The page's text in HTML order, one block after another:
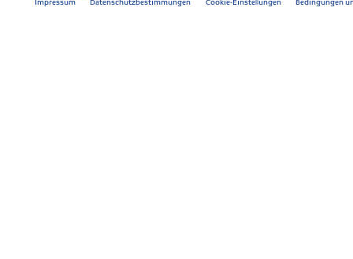
Impressum
Datenschutzbestimmungen Cookie-Einstellungen Bedingungen